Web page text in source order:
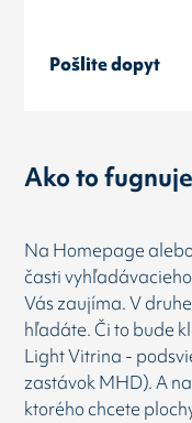
Pošlite dopyt
Ako to fugnuje
Na Homepage
časti
Vás zaujíma. V
hľadáte. Či to bude
Light Vitrina -
zastávok MHD). A
ktorého chcete